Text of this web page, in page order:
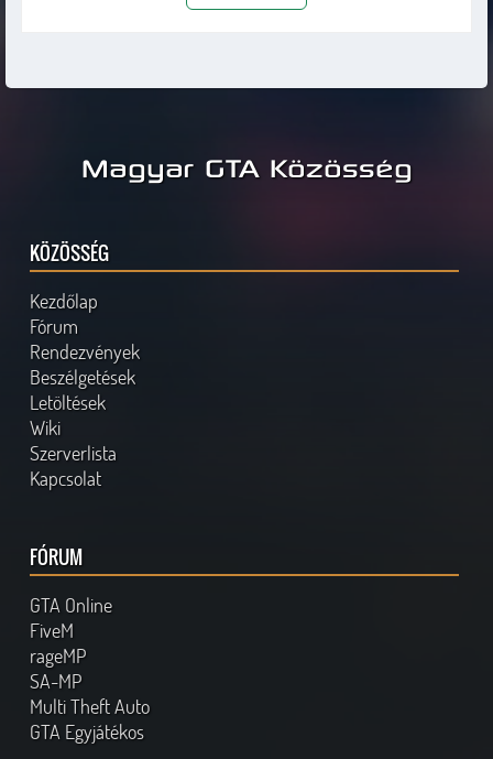
Magyar GTA Közösség
KÖZÖSSÉG
Kezdőlap
Fórum
Rendezvények
Beszélgetések
Letöltések
Wiki
Szerverlista
Kapcsolat
FÓRUM
GTA Online
FiveM
rageMP
SA-MP
Multi Theft Auto
GTA Egyjátékos